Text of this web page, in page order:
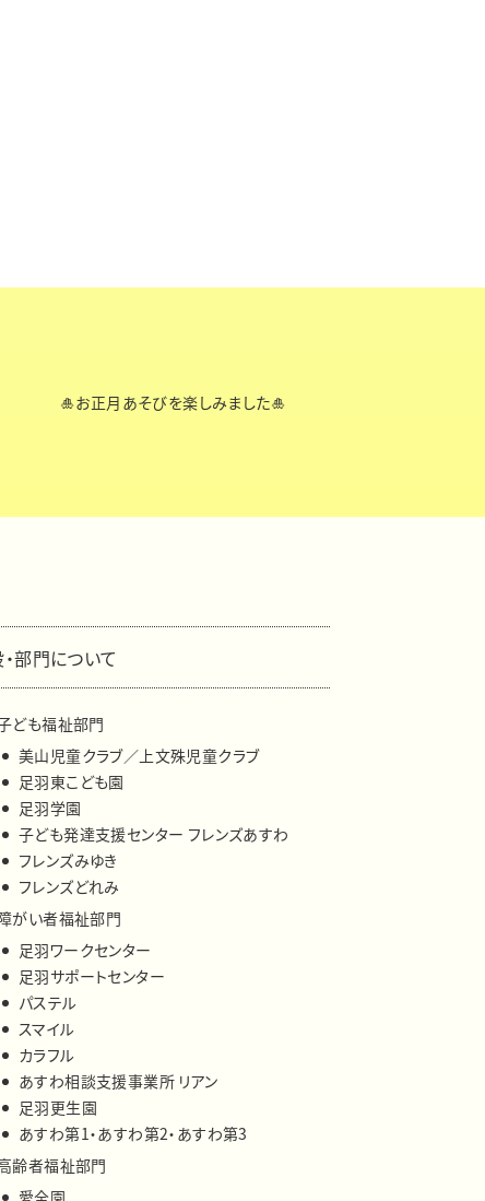
🎍お正月あそびを楽しみました🎍
部門について
ども福祉部門
美山児童クラブ／上文殊児童クラブ
足羽東こども園
足羽学園
子ども発達支援センター フレンズあすわ
フレンズみゆき
フレンズどれみ
がい者福祉部門
足羽ワークセンター
足羽サポートセンター
パステル
スマイル
カラフル
あすわ相談支援事業所 リアン
足羽更生園
あすわ第1・あすわ第2・あすわ第3
齢者福祉部門